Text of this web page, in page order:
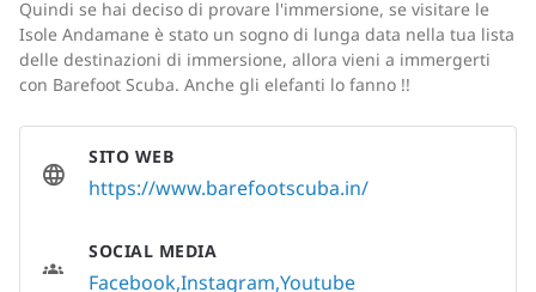
Quindi se hai deciso di provare l'immersione, se visitare le
Isole Andamane è stato un sogno di lunga data nella tua lista
delle destinazioni di immersione, allora vieni a immergerti
con Barefoot Scuba. Anche gli elefanti lo fanno !!
SITO WEB
https://www.barefootscuba.in/
SOCIAL MEDIA
FacebookInstagram Youtube